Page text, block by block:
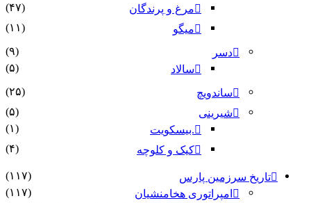
مرغ و پرندگان
(۴۷)
میگو
(۱۱)
دسر
(۹)
سالاد
(۵)
ساندویچ
(۲۵)
شیرینی
(۵)
.بیسکویت
(۱)
کیک و کلوچه
(۴)
تاریخ سرزمین پارس
(۱۱۷)
امپراتوری هخامنشیان
(۱۱۷)